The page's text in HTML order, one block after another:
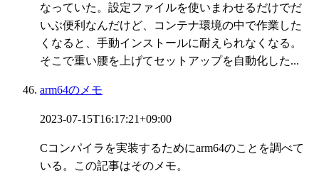
なっていた。設定ファイルを使いまわせるだけでだ
いぶ便利なんだけど、コンテナ環境の中で作業した
くなると、手動インストールに耐えられなくなる。
そこで重い腰を上げてセットアップを自動化した...
arm64のメモ
2023-07-15T16:17:21+09:00
Cコンパイラを実装するためにarm64のことを調べて
いる。この記事はそのメモ。